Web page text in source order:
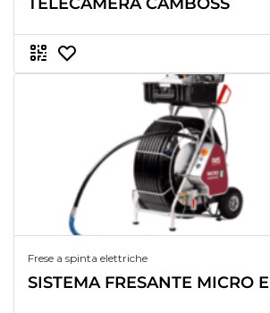
TELECAMERA CAMBOSS
Frese a spinta elettriche
SISTEMA FRESANTE MICRO E